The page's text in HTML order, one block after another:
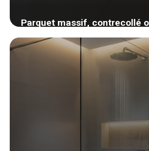
Parquet massif, contrecollé
comment choisir son
bois